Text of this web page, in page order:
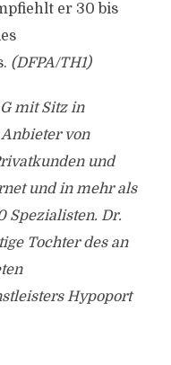
er 30 bis
(DFPA/TH1)
mit Sitz in
von
und
und in mehr als
Spezialisten. Dr.
Tochter des an
Hypoport